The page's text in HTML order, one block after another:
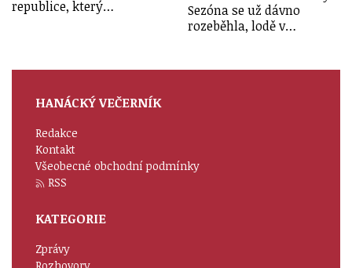
republice, který…
Sezóna se už dávno
rozeběhla, lodě v…
HANÁCKÝ VEČERNÍK
Redakce
Kontakt
Všeobecné obchodní podmínky
RSS
KATEGORIE
Zprávy